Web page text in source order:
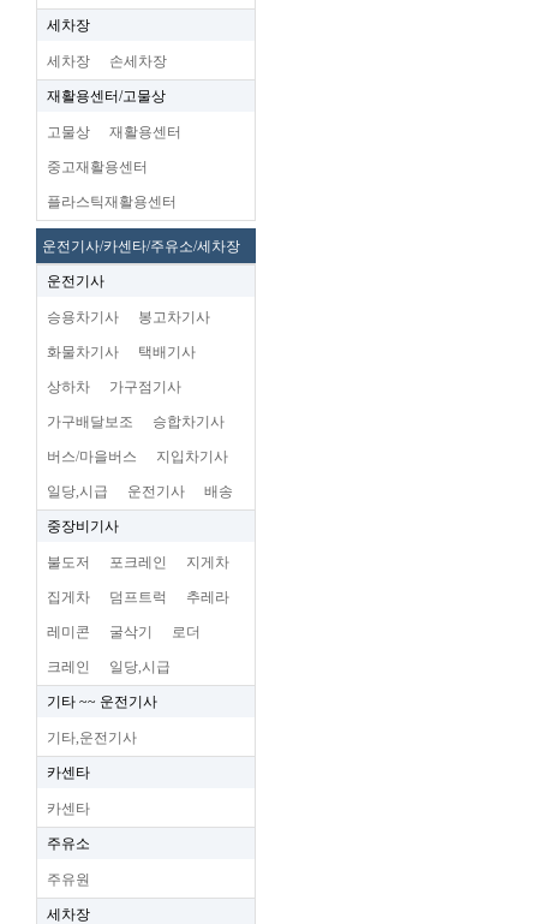
세차장
세차장 손세차장
재활용센터/고물상
고물상 재활용센터
중고재활용센터
플라스틱재활용센터
운전기사/카센타/주유소/세차장
운전기사
승용차기사 봉고차기사
화물차기사 택배기사
상하차 가구점기사
가구배달보조 승합차기사
버스/마을버스 지입차기사
일당,시급 운전기사 배송
중장비기사
불도저 포크레인 지게차
집게차 덤프트럭 추레라
레미콘 굴삭기 로더
크레인 일당,시급
기타 ~~ 운전기사
기타,운전기사
카센타
카센타
주유소
주유원
세차장